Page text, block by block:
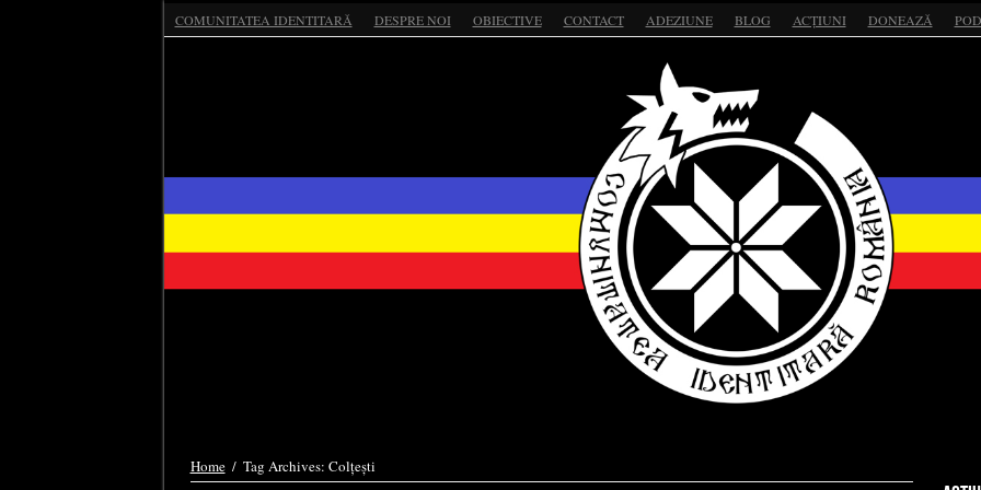
COMUNITATEA IDENTITARĂ DESPRE NOI OBIECTIVE CONTACT ADEZIUNE BLOG ACȚIUNI DONEAZĂ
Home / Tag Archives: Colțești